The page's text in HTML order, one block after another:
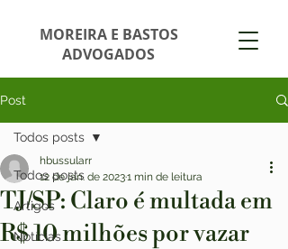
MOREIRA E BASTOS
ADVOGADOS
Post
Todos posts
Artigos
Notícias
Todos posts
TJ/SP: Claro é multada em
R$ 10 milhões por vazar
hbussularr
12 de jan. de 20231 min de leitura